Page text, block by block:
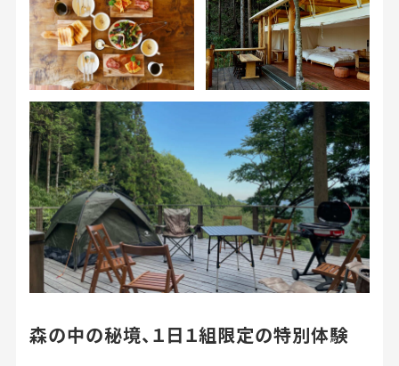
森の中の秘境、１日１組限定の特別体験